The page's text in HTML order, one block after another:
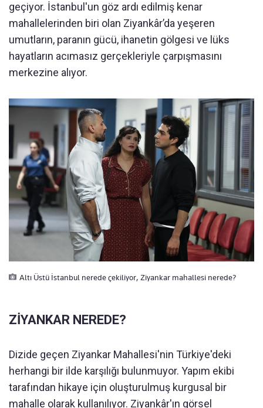
geçiyor. İstanbul'un göz ardı edilmiş kenar
mahallelerinden biri olan Ziyankâr’da yeşeren
umutların, paranın gücü, ihanetin gölgesi ve lüks
hayatların acımasız gerçekleriyle çarpışmasını
merkezine alıyor.
Altı Üstü İstanbul nerede çekiliyor, Ziyankar mahallesi nerede?
ZİYANKAR NEREDE?
Dizide geçen Ziyankar Mahallesi'nin Türkiye'deki
herhangi bir ilde karşılığı bulunmuyor. Yapım ekibi
tarafından hikaye için oluşturulmuş kurgusal bir
mahalle olarak kullanılıyor. Ziyankâr'ın görsel